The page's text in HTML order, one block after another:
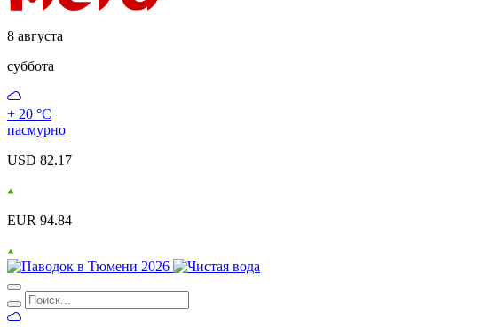
8 августа
суббота
+ 20 °С
пасмурно
USD 82.17
EUR 94.84